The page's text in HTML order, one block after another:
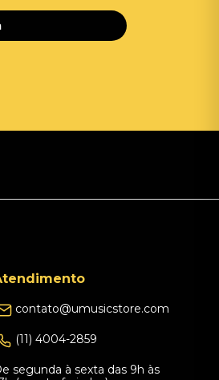
contato@umusicstore.com
(11) 4004-2859
segunda à sexta das 9h às